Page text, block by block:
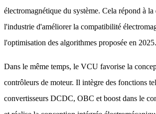
électromagnétique du système. Cela répond à la
l'industrie d'améliorer la compatibilité
l'optimisation des algorithmes proposée en 2025.
Dans le même temps, le VCU favorise la
contrôleurs de moteur. Il intègre des fonctions
convertisseurs DCDC, OBC et boost dans le